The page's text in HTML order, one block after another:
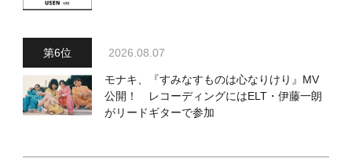
2026.08.07
モナキ、『すみなすものは心なりけり』MV
公開！ レコーディングにはELT・伊藤一朗
がリードギターで参加